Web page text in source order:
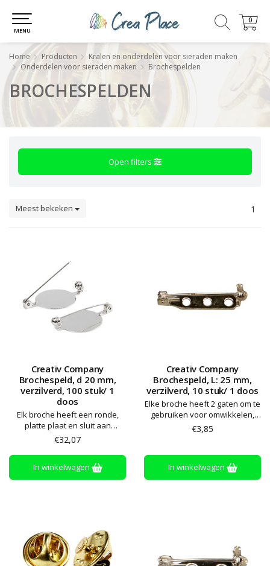
0
0
MENU
Home Producten
Kralen en onderdelen voor sieraden maken
Onderdelen voor sieraden maken
Brochespelden
BROCHESPELDEN
Open filters
Meest bekeken 1
Creativ Company
Brochespeld, d 20 mm,
verzilverd, 100 stuk/ 1
doos
Elk broche heeft een ronde,
platte plaat en sluit aan
achterkant
€32,07
In winkelwagen
Creativ Company
Brochespeld, L: 25 mm,
verzilverd, 10 stuk/ 1 doos
Elke broche heeft 2 gaten om te
gebruiken voor omwikkelen,
naaien of lijmen van projecten -
sluit aan achterkant
€3,85
In winkelwagen